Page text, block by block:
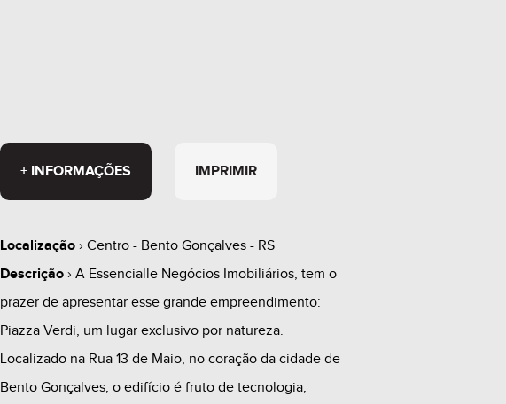
+ INFORMAÇÕES IMPRIMIR
Localização › Centro - Bento Gonçalves - RS
Descrição › A Essencialle Negócios Imobiliários, tem o
prazer de apresentar esse grande empreendimento:
Piazza Verdi, um lugar exclusivo por natureza.
Localizado na Rua 13 de Maio, no coração da cidade de
Bento Gonçalves, o edifício é fruto de tecnologia,